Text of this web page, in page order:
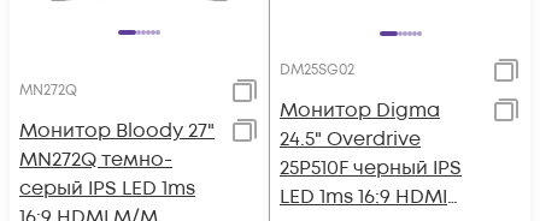
MN272Q
Монитор Bloody 27"
MN272Q темно-
серый IPS LED 1ms
DM25SG02
Монитор Digma
24.5" Overdrive
25P510F черный IPS
LED 1ms 16:9 HDMI